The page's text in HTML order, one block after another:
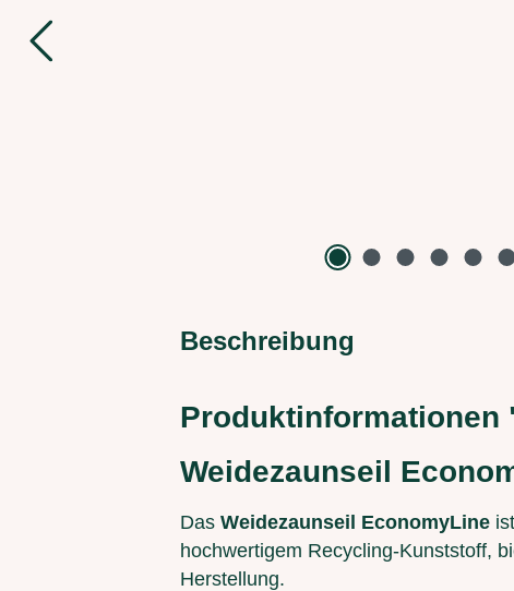
Beschreibung
Produktinformationen
Weidezaunseil
Das Weidezaunseil EconomyLine
hochwertigem Recycling-Kunststoff,
Herstellung.